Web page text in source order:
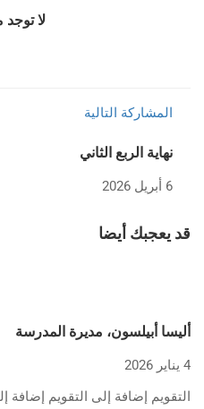
لا
المشاركة التالية
نهاية الربع الثاني
6 أبريل 2026
قد يعجبك أيضا
أليسا أبيلسون، مديرة المدرسة
4 يناير 2026